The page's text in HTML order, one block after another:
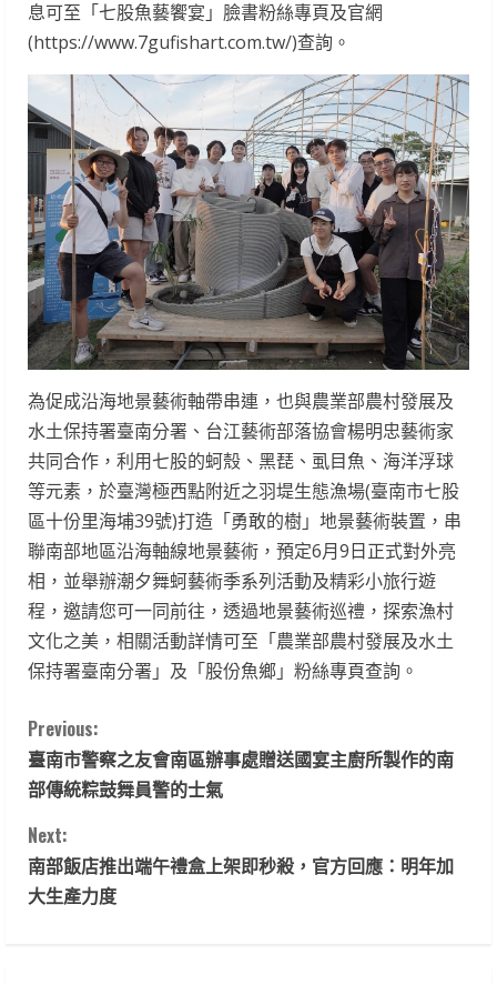
息可至「七股魚藝饗宴」臉書粉絲專頁及官網
(https://www.7gufishart.com.tw/)查詢。
為促成沿海地景藝術軸帶串連，也與農業部農村發展及
水土保持署臺南分署、台江藝術部落協會楊明忠藝術家
共同合作，利用七股的蚵殼、黑琵、虱目魚、海洋浮球
等元素，於臺灣極西點附近之羽堤生態漁場(臺南市七股
區十份里海埔39號)打造「勇敢的樹」地景藝術裝置，串
聯南部地區沿海軸線地景藝術，預定6月9日正式對外亮
相，並舉辦潮夕舞蚵藝術季系列活動及精彩小旅行遊
程，邀請您可一同前往，透過地景藝術巡禮，探索漁村
文化之美，相關活動詳情可至「農業部農村發展及水土
保持署臺南分署」及「股份魚鄉」粉絲專頁查詢。
C
o
n
t
i
Previous:
臺南市警察之友會南區辦事處贈送國宴主廚所製作的南
部傳統粽鼓舞員警的士氣
Next:
南部飯店推出端午禮盒上架即秒殺，官方回應：明年加
大生產力度